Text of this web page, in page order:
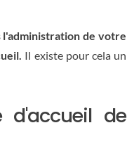
l'administration de votre
Il existe pour cela un
de